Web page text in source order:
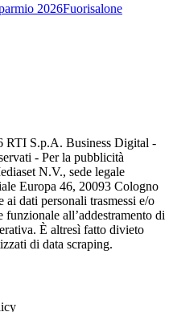
2026Fuorisalone
RTI S.p.A. Business Digital -
- Per la pubblicità
N.V., sede legale
Europa 46, 20093 Cologno
ai dati personali trasmessi e/o
all’addestramento di
È altresì fatto divieto
di data scraping.